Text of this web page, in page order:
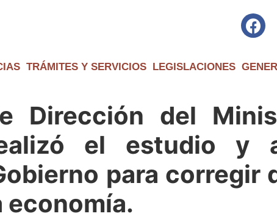
TRÁMITES Y SERVICIOS LEGISLACIONES
Dirección del
el estudio y
para corregir
economía.